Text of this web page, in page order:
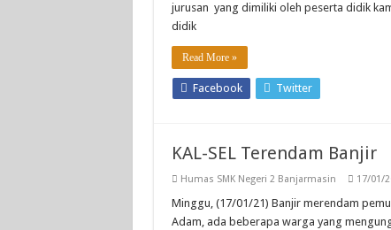
jurusan yang dimiliki oleh peserta didik
didik
Read More »
Facebook Twitter
KAL-SEL Terendam Banjir
Humas SMK Negeri 2 Banjarmasin 17/01/
Minggu, (17/01/21) Banjir merendam
Adam, ada beberapa warga yang